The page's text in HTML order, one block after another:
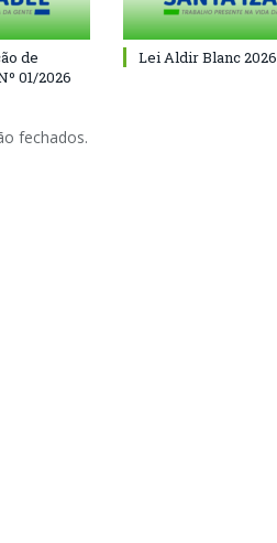
de
01/2026
Lei Aldir Blanc 2026
fechados.